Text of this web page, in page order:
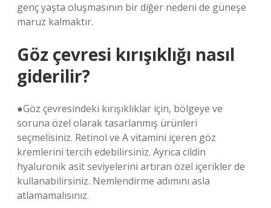
genç yaşta oluşmasının bir diğer nedeni de güneşe
maruz kalmaktır.
Göz çevresi kırışıklığı nasıl
giderilir?
●Göz çevresindeki kırışıklıklar için, bölgeye ve
soruna özel olarak tasarlanmış ürünleri
seçmelisiniz. Retinol ve A vitamini içeren göz
kremlerini tercih edebilirsiniz. Ayrıca cildin
hyaluronik asit seviyelerini artıran özel içerikler de
kullanabilirsiniz. Nemlendirme adımını asla
atlamamalısınız.